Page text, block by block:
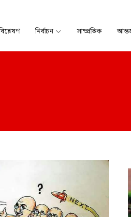
নির্বাচন সাম্প্রতিক